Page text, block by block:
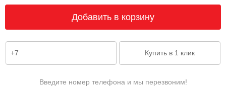
Введите номер телефона и мы перезвоним!